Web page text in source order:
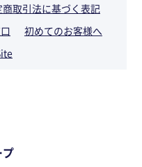
商取引法に基づく表記
初めてのお客様へ
プ